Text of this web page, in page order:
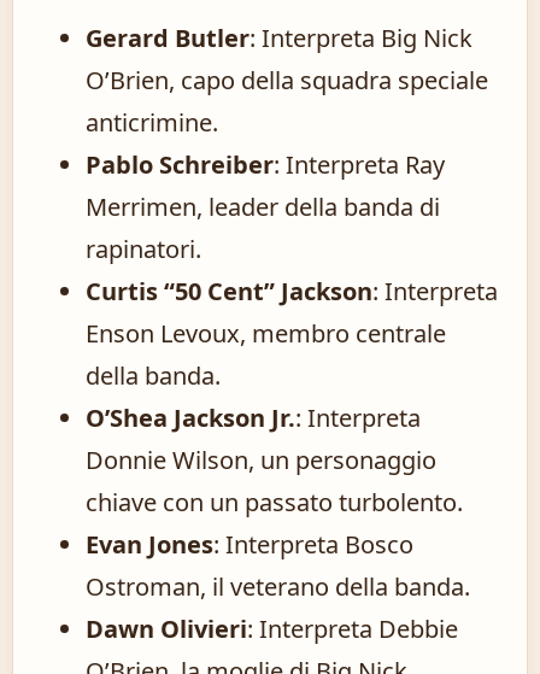
Gerard Butler: Interpreta Big Nick
O’Brien, capo della squadra speciale
anticrimine.
Pablo Schreiber: Interpreta Ray
Merrimen, leader della banda di
rapinatori.
Curtis “50 Cent” Jackson: Interpreta
Enson Levoux, membro centrale
della banda.
O’Shea Jackson Jr.: Interpreta
Donnie Wilson, un personaggio
chiave con un passato turbolento.
Evan Jones: Interpreta Bosco
Ostroman, il veterano della banda.
Dawn Olivieri: Interpreta Debbie